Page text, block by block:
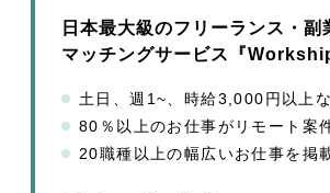
日本最大級のフリーランス・副
マッチングサービス『
土日、週1~、時給3,000円以上
80％以上のお仕事がリモート案
20職種以上の幅広いお仕事を掲